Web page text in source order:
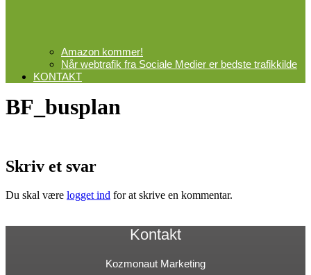
Amazon kommer!
Når webtrafik fra Sociale Medier er bedste trafikkilde
KONTAKT
BF_busplan
Skriv et svar
Du skal være logget ind for at skrive en kommentar.
Kontakt
Kozmonaut Marketing